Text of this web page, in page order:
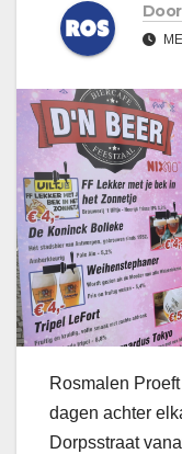
Door
Rosmalen
dagen achter
Dorpsstraat